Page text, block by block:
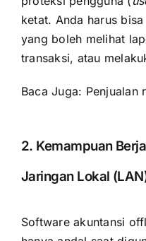
ketat. Anda harus
yang boleh melihat
transaksi, atau
Baca Juga: Penjualan
2. Kemampuan
Jaringan Lokal
Software akuntansi